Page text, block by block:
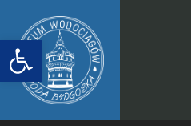
Otwórz pasek narzędzi
to
content
for: